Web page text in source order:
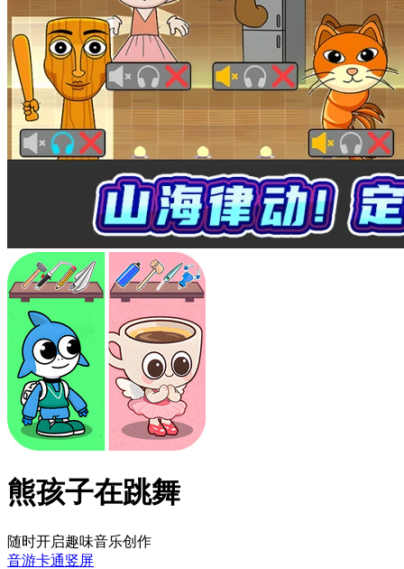
熊孩子在跳舞
随时开启趣味音乐创作
音游卡通竖屏